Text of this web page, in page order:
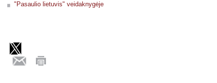
"Pasaulio lietuvis" veidaknygėje